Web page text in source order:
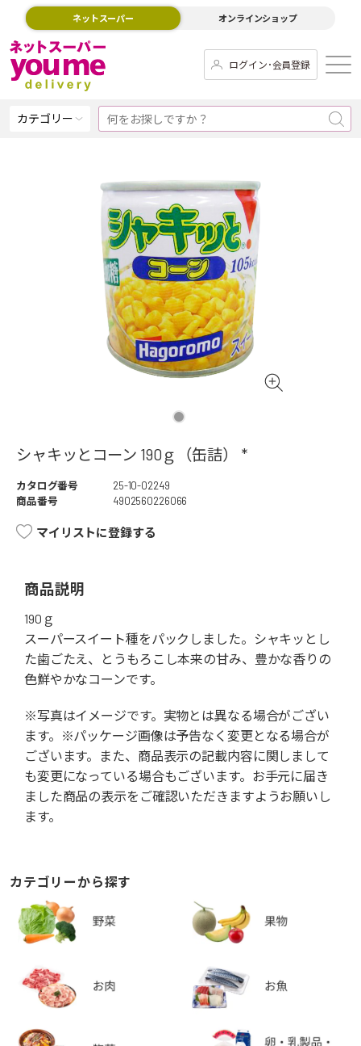
ネットスーパー オンラインショップ
ログイン･会員登録
カテゴリー
シャキッとコーン 190ｇ（缶詰） *
カタログ番号
25-10-02249
商品番号
4902560226066
マイリストに登録する
商品説明
190ｇ
スーパースイート種をパックしました。シャキッとし
た歯ごたえ、とうもろこし本来の甘み、豊かな香りの
色鮮やかなコーンです。
※写真はイメージです。実物とは異なる場合がござい
ます。※パッケージ画像は予告なく変更となる場合が
ございます。また、商品表示の記載内容に関しまして
も変更になっている場合もございます。お手元に届き
ました商品の表示をご確認いただきますようお願いし
ます。
カテゴリーから探す